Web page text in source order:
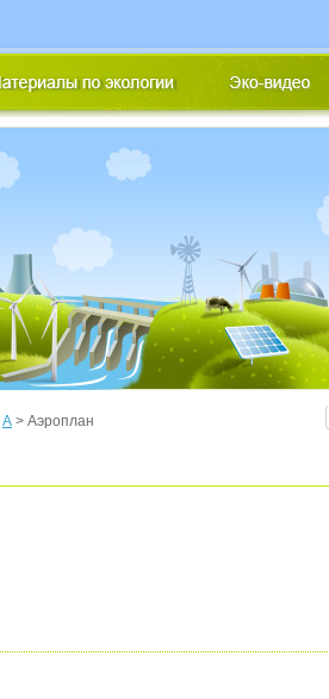
А > Аэроплан